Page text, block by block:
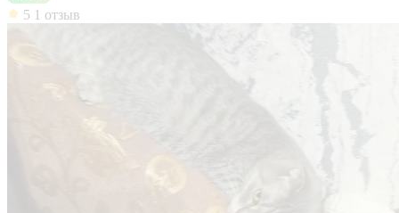
5 1 отзыв